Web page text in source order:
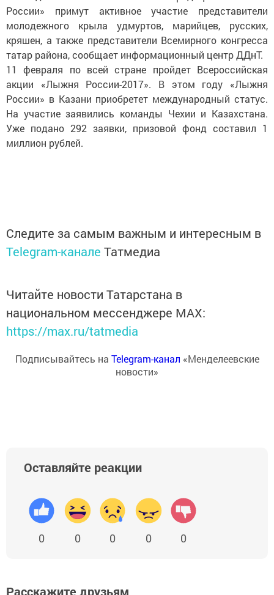
России» примут активное участие представители
молодежного крыла удмуртов, марийцев, русских,
кряшен, а также представители Всемирного конгресса
татар района, сообщает информационный центр ДДнТ.
11 февраля по всей стране пройдет Всероссийская
акции «Лыжня России-2017». В этом году «Лыжня
России» в Казани приобретет международный статус.
На участие заявились команды Чехии и Казахстана.
Уже подано 292 заявки, призовой фонд составил 1
миллион рублей.
Следите за самым важным и интересным в
Telegram-канале Татмедиа
Читайте новости Татарстана в
национальном мессенджере MАХ:
https://max.ru/tatmedia
Подписывайтесь на Telegram-канал «Менделеевские
новости»
Оставляйте реакции
0 0 0 0 0
Расскажите друзьям